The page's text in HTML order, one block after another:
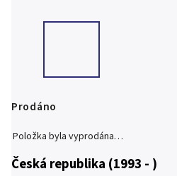
Prodáno
Položka byla vyprodána…
Česká republika (1993 - )